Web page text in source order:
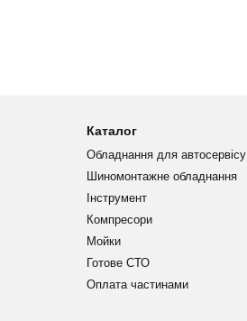
Каталог
Обладнання для автосервісу
Шиномонтажне обладнання
Інструмент
Компресори
Мойки
Готове СТО
Оплата частинами